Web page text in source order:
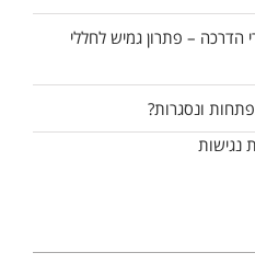
הדרכה – פתרון גמיש לחללי
ונסגרות?
נגישות